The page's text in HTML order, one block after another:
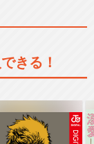
第23シリーズ
きる！